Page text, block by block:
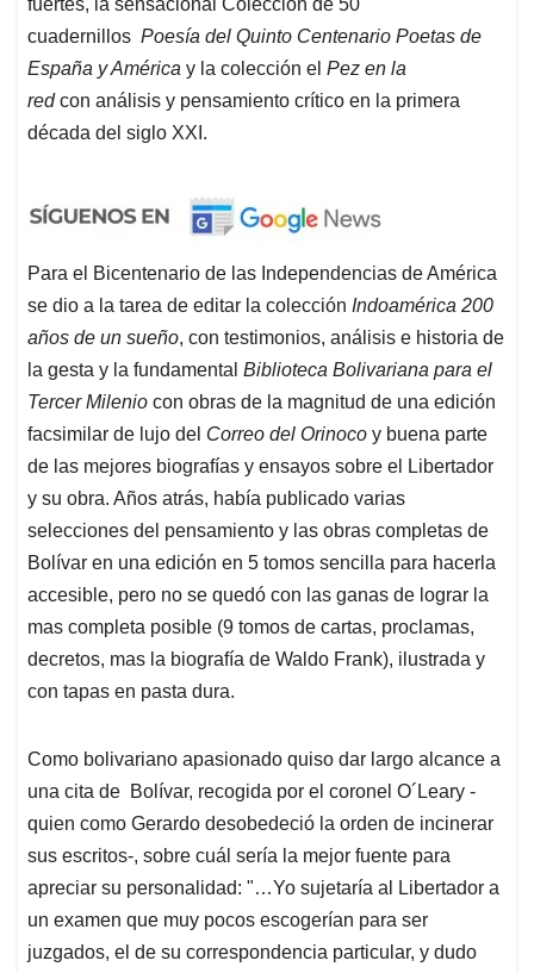
fuertes, la sensacional Colección de 50
cuadernillos Poesía del Quinto Centenario Poetas de
España y América y la colección el Pez en la
redcon análisis y pensamiento crítico en la primera
década del siglo XXI.
Para el Bicentenario de las Independencias de América
se dio a la tarea de editar la colección Indoamérica 200
años de un sueño, con testimonios, análisis e historia de
la gesta y la fundamental Biblioteca Bolivariana para el
Tercer Milenio con obras de la magnitud de una edición
facsimilar de lujo del Correo del Orinoco y buena parte
de las mejores biografías y ensayos sobre el Libertador
y su obra. Años atrás, había publicado varias
selecciones del pensamiento y las obras completas de
Bolívar en una edición en 5 tomos sencilla para hacerla
accesible, pero no se quedó con las ganas de lograr la
mas completa posible (9 tomos de cartas, proclamas,
decretos, mas la biografía de Waldo Frank), ilustrada y
con tapas en pasta dura.
Como bolivariano apasionado quiso dar largo alcance a
una cita de Bolívar, recogida por el coronel O´Leary -
quien como Gerardo desobedeció la orden de incinerar
sus escritos-, sobre cuál sería la mejor fuente para
apreciar su personalidad: "…Yo sujetaría al Libertador a
un examen que muy pocos escogerían para ser
juzgados, el de su correspondencia particular, y dudo